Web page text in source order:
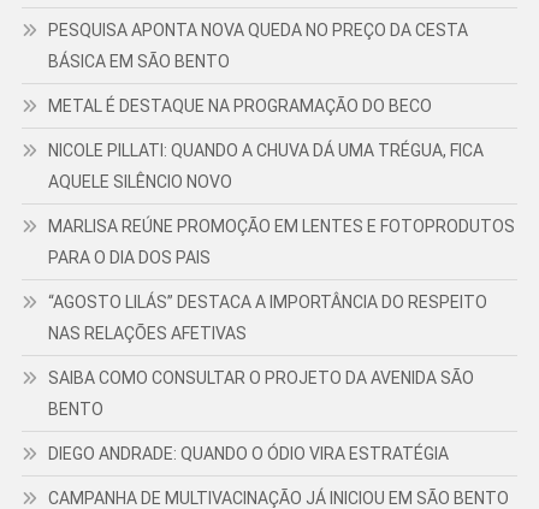
PESQUISA APONTA NOVA QUEDA NO PREÇO DA CESTA
BÁSICA EM SÃO BENTO
METAL É DESTAQUE NA PROGRAMAÇÃO DO BECO
NICOLE PILLATI: QUANDO A CHUVA DÁ UMA TRÉGUA, FICA
AQUELE SILÊNCIO NOVO
MARLISA REÚNE PROMOÇÃO EM LENTES E FOTOPRODUTOS
PARA O DIA DOS PAIS
“AGOSTO LILÁS” DESTACA A IMPORTÂNCIA DO RESPEITO
NAS RELAÇÕES AFETIVAS
SAIBA COMO CONSULTAR O PROJETO DA AVENIDA SÃO
BENTO
DIEGO ANDRADE: QUANDO O ÓDIO VIRA ESTRATÉGIA
CAMPANHA DE MULTIVACINAÇÃO JÁ INICIOU EM SÃO BENTO